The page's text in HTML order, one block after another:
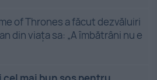
of Thrones a făcut dezvăluiri
din viața sa: „A îmbătrâni nu e